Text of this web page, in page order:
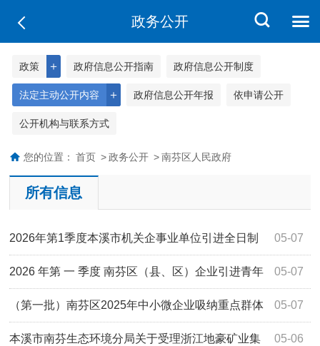
政务公开
＋
政策 政府信息公开指南 政府信息公开制度
＋
法定主动公开内容 政府信息公开年报 依申请公开
公开机构与联系方式
您的位置： 首页 > 政务公开 > 南芬区人民政府
所有信息
05-07
2026年第1季度本溪市机关企事业单位引进全日制
高校毕业生（含中省直企事业）生活补贴汇总... 05-07
2026 年第 一 季度 南芬区（县、区）企业引进青年
人才生活补贴发放公示表 05-07
（第一批）南芬区2025年中小微企业吸纳重点群体
社保补贴（补充）公示表 05-06
本溪市南芬生态环境分局关于受理浙江地豪矿业集